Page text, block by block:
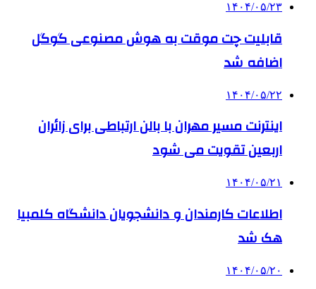
۱۴۰۴/۰۵/۲۳
قابلیت چت موقت به هوش مصنوعی گوگل
اضافه شد
۱۴۰۴/۰۵/۲۲
اینترنت مسیر مهران با بالن ارتباطی برای زائران
اربعین تقویت می شود
۱۴۰۴/۰۵/۲۱
اطلاعات کارمندان و دانشجویان دانشگاه کلمبیا
هک شد
۱۴۰۴/۰۵/۲۰